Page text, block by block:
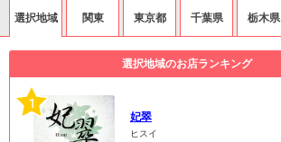
選択地域 関東 東京都 千葉県 栃木県
選択地域のお店ランキング
1
妃翠
ヒスイ